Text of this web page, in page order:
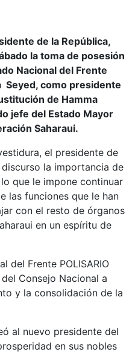
de la República,
la toma de posesión
Nacional del Frente
Seyed, como presidente
de Hamma
jefe del Estado Mayor
Saharaui.
el presidente de
la importancia de
que le impone continuar
las funciones que le han
con el resto de órganos
en un espíritu de
del Frente POLISARIO
Consejo Nacional a
y la consolidación de la
al nuevo presidente del
en sus nobles